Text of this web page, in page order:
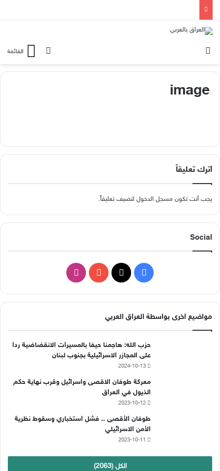
القائمةبحث عن
image
اترك تعليقاً
يجب أنت تكون مسجل الدخول لتضيف تعليقاً.
Social
ي
س
ب
و
ك
X
Y
u
T
ن
ت
ق
مواضيع اخرى بواسطة العراق العربي
حزب الله: هاجمنا حيفا بالمسيرات الانقضاضية ردا
على المجازر الاسرائيلية بجنوب لبنان
2024-10-13
معركة طوفان الاقصى واسرائيل وقرب نهاية حكم
الذيول في العراق
2023-10-12
طوفان الأقصى .. فشل استخباري وسقوط نظرية
الأمن الاسرائيلي
2023-10-11
الكل (2063)